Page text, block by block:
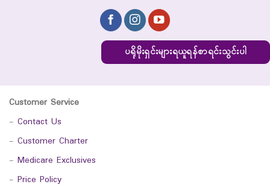
ပရိုမိုးရှင်းများရယူရန်စာရင်းသွင်းပါ
Customer Service
- Contact Us
- Customer Charter
- Medicare Exclusives
- Price Policy